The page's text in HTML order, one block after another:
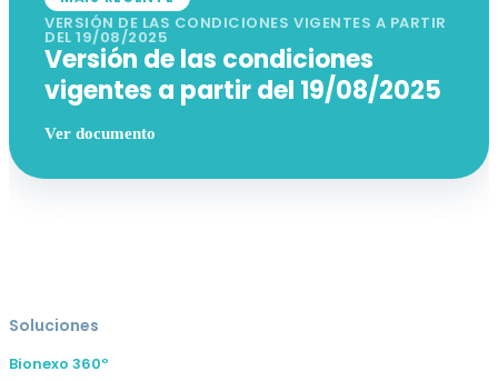
VERSIÓN DE LAS CONDICIONES VIGENTES A PARTIR
DEL 19/08/2025
Versión de las condiciones
vigentes a partir del 19/08/2025
Ver documento
Soluciones
Bionexo 360º